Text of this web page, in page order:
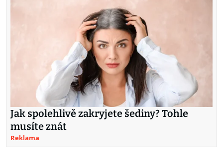
Jak spolehlivě zakryjete šediny? Tohle
musíte znát
Reklama